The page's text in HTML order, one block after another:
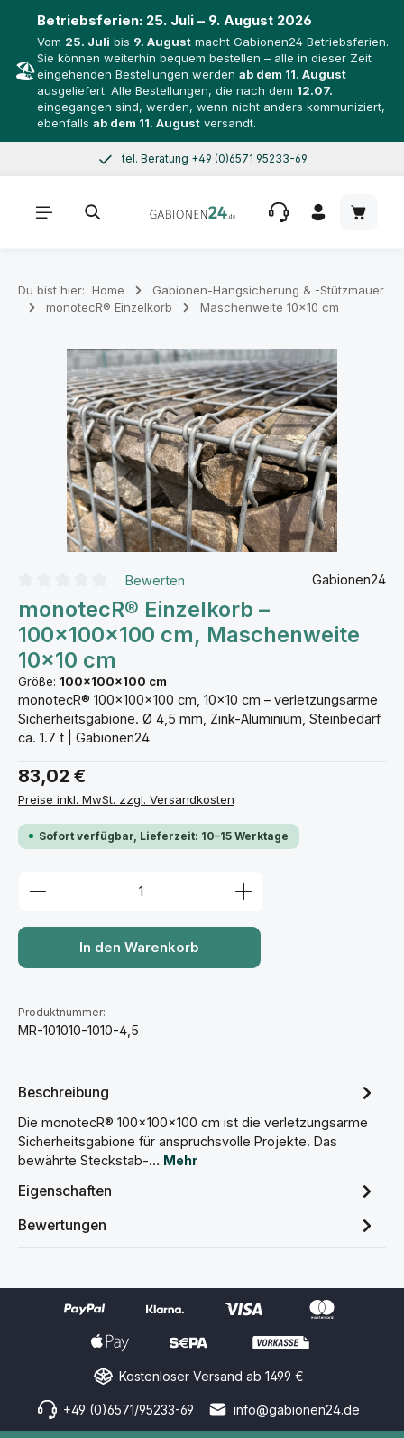
🏖️
Betriebsferien: 25. Juli – 9. August 2026
Vom 25. Juli bis 9. August macht Gabionen24 Betriebsferien.
Sie können weiterhin bequem bestellen – alle in dieser Zeit
eingehenden Bestellungen werden ab dem 11. August
ausgeliefert. Alle Bestellungen, die nach dem 12.07.
eingegangen sind, werden, wenn nicht anders kommuniziert,
ebenfalls ab dem 11. August versandt.
Zum Hauptinhalt springentel. Beratung +49 (0)6571 95233-69
Du bist hier: Home
Gabionen-Hangsicherung & -Stützmauer
monotecR® Einzelkorb
Maschenweite 10×10 cm
Bildergalerie überspringen
Durchschnittliche Bewertung von 0 von 5 Sternen
Bewerten Gabionen24
monotecR® Einzelkorb –
100×100×100 cm, Maschenweite
10×10 cm
Größe: 100×100×100 cm
monotecR® 100×100×100 cm, 10×10 cm – verletzungsarme
Sicherheitsgabione. Ø 4,5 mm, Zink-Aluminium, Steinbedarf
ca. 1.7 t | Gabionen24
83,02 €
Preise inkl. MwSt. zzgl. Versandkosten
Sofort verfügbar, Lieferzeit: 10–15 Werktage
Produkt Anzahl: Gib den gewünschten Wert ein
In den Warenkorb
Produktnummer:
MR-101010-1010-4,5
Beschreibung
Die monotecR® 100×100×100 cm ist die verletzungsarme
Sicherheitsgabione für anspruchsvolle Projekte. Das
bewährte Steckstab-… Mehr
Eigenschaften
Bewertungen
Kostenloser Versand ab 1499 €
+49 (0)6571/95233-69 info@gabionen24.de